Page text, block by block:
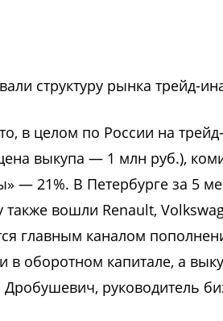
структуру рынка трейд-
в целом по России на
выкупа — 1 млн руб.),
— 21%. В Петербурге за 5
также вошли Renault,
главным каналом
в оборотном капитале, а
руководитель